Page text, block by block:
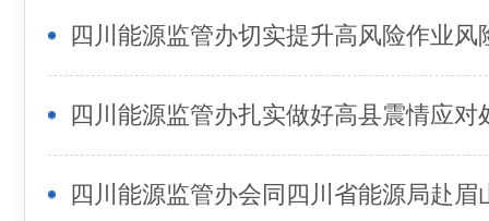
四川能源监管办切实提升高风险作业风